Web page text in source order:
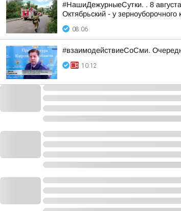
#НашиДежурныеСутки. . 8
Октябрьский - у
08:06
#взаимодействиеСоСми.
10:12